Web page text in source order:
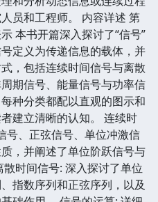
员和工程师。 内容详述 第
本书开篇深入探讨了“信号”
定义为传递信息的载体，并
，包括连续时间信号与离散
期信号、能量信号与功率信
种分类都配以直观的图示和
建立清晰的认知。 连续时
号、正弦信号、单位冲激信
，并阐述了单位阶跃信号与
时间信号: 深入探讨了单位
指数序列和正弦序列，以及